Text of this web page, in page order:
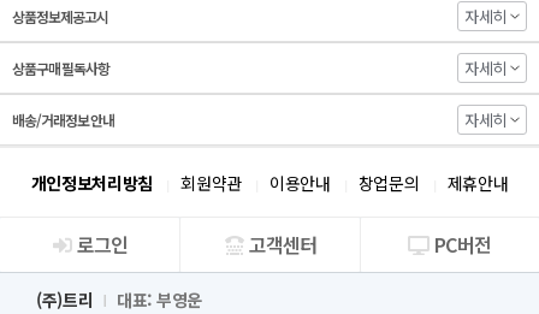
상품정보제공고시 자세히
상품구매 필독사항 자세히
배송/거래정보 안내 자세히
개인정보처리방침 회원약관 이용안내 창업문의 제휴안내
회사소개
로그인 고객센터 PC버전
(주)트리
대표: 부영운